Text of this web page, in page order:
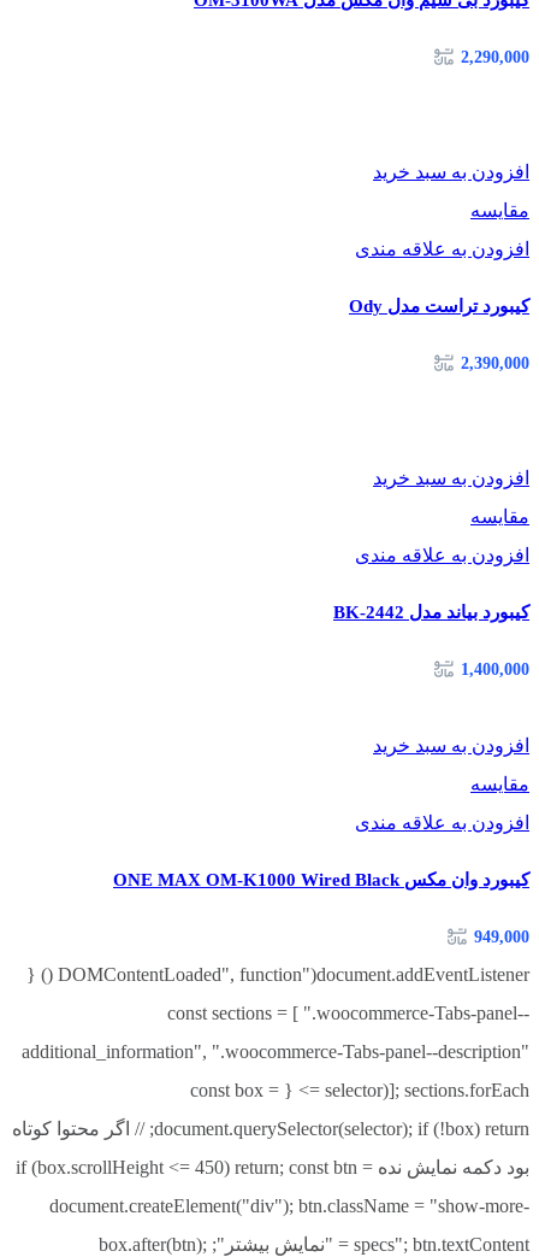
2,290,000
افزودن به سبد خرید
مقایسه
افزودن به علاقه مندی
کیبورد تراست مدل Ody
2,390,000
افزودن به سبد خرید
مقایسه
افزودن به علاقه مندی
کیبورد بیاند مدل BK-2442
1,400,000
افزودن به سبد خرید
مقایسه
افزودن به علاقه مندی
کیبورد وان مکس ONE MAX OM-K1000 Wired Black
949,000
document.addEventListener("DOMContentLoaded", function () {
const sections = [ ".woocommerce-Tabs-panel--
additional_information", ".woocommerce-Tabs-panel--description"
]; sections.forEach(selector => { const box =
document.querySelector(selector); if (!box) return; // اگر محتوا کوتاه
بود دکمه نمایش نده if (box.scrollHeight <= 450) return; const btn =
document.createElement("div"); btn.className = "show-more-
specs"; btn.textContent = "نمایش بیشتر"; box.after(btn);